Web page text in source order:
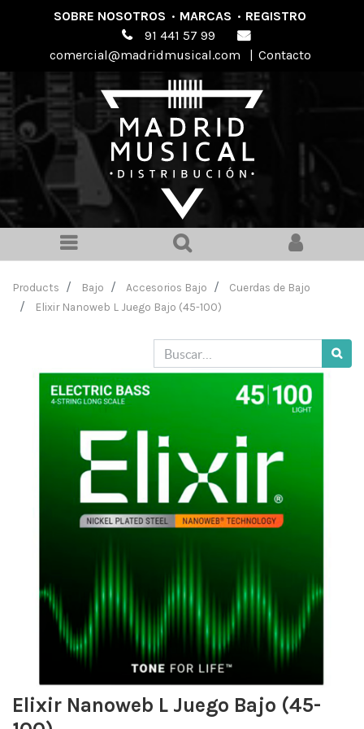
SOBRE NOSOTROS · MARCAS · REGISTRO
91 441 57 99
comercial@madridmusical.com
| Contacto
Products Bajo Accesorios Bajo
Cuerdas de Bajo
Elixir Nanoweb L Juego Bajo (45-100)
Elixir Nanoweb L Juego Bajo (45-